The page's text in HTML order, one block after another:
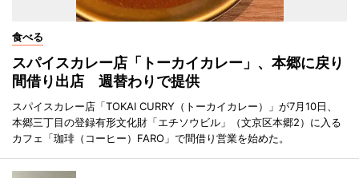
食べる
スパイスカレー店「トーカイカレー」、本郷に戻り
間借り出店 週替わりで提供
スパイスカレー店「TOKAI CURRY（トーカイカレー）」が7月10日、
本郷三丁目の登録有形文化財「エチソウビル」（文京区本郷2）に入る
カフェ「珈琲（コーヒー）FARO」で間借り営業を始めた。